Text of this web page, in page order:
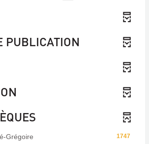
PUBLICATION
1747
Grégoire